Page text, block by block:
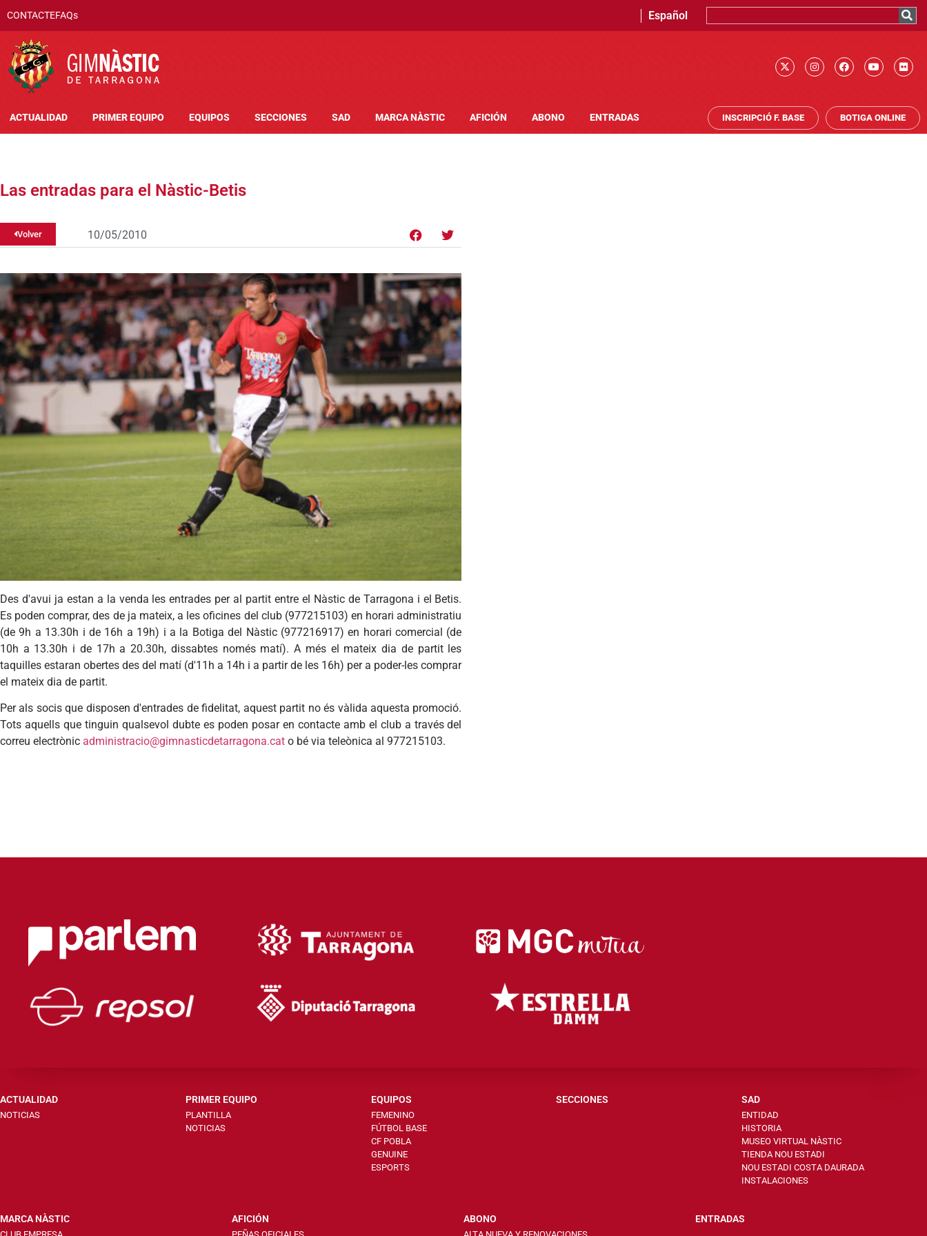
CONTACTEFAQs Español
ACTUALIDAD PRIMER EQUIPO EQUIPOS SECCIONES SAD MARCA NÀSTIC AFICIÓN ABONO ENTRADAS INSCRIPCIÓ F. BASE BOTIGA ONLINE
Las entradas para el Nàstic-Betis
Volver 10/05/2010
Des d'avui ja estan a la venda les entrades per al partit entre el Nàstic de Tarragona i el Betis.
Es poden comprar, des de ja mateix, a les oficines del club (977215103) en horari administratiu
(de 9h a 13.30h i de 16h a 19h) i a la Botiga del Nàstic (977216917) en horari comercial (de
10h a 13.30h i de 17h a 20.30h, dissabtes només matí). A més el mateix dia de partit les
taquilles estaran obertes des del matí (d'11h a 14h i a partir de les 16h) per a poder-les comprar
el mateix dia de partit.
Per als socis que disposen d'entrades de fidelitat, aquest partit no és vàlida aquesta promoció.
Tots aquells que tinguin qualsevol dubte es poden posar en contacte amb el club a través del
correu electrònic administracio@gimnasticdetarragona.cat o bé via teleònica al 977215103.
ACTUALIDAD
NOTICIAS
PRIMER EQUIPO
PLANTILLA
NOTICIAS
EQUIPOS
FEMENINO
FÚTBOL BASE
CF POBLA
GENUINE
ESPORTS
SECCIONES SAD
ENTIDAD
HISTORIA
MUSEO VIRTUAL NÀSTIC
TIENDA NOU ESTADI
NOU ESTADI COSTA DAURADA
INSTALACIONES
MARCA NÀSTIC AFICIÓN ABONO ENTRADAS